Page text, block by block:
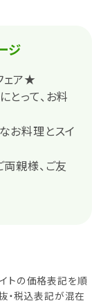
ジ
ェア★
とって、お料
お料理とスイ
親様、ご友
トの価格表記を順
・税込表記が混在